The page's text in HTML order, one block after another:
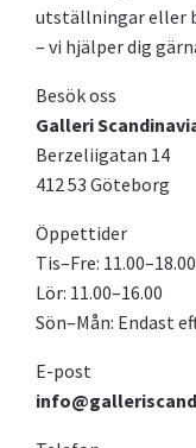
utställningar eller
– vi hjälper dig
Besök oss
Galleri
Berzeliigatan 14
412 53 Göteborg
Öppettider
Tis–Fre: 11.00–18.00
Lör: 11.00–16.00
Sön–Mån: Endast
E-post